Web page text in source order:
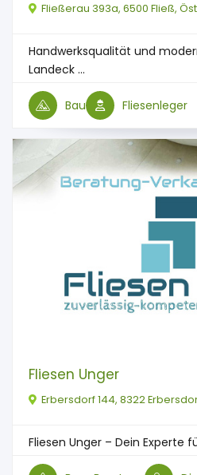
Fließerau 393a, 6500 Fließ,
Handwerksqualität und
Landeck ...
Bau Fliesenleger
Fliesen Unger
Erbersdorf 144, 8322
Fliesen Unger – Dein Experte